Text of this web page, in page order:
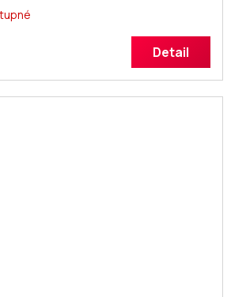
Detail